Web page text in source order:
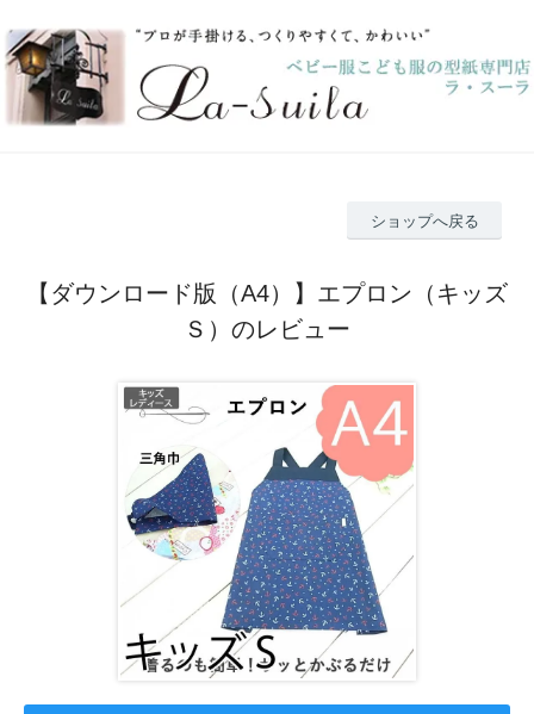
ショップへ戻る
【ダウンロード版（A4）】エプロン（キッズ
Ｓ）のレビュー